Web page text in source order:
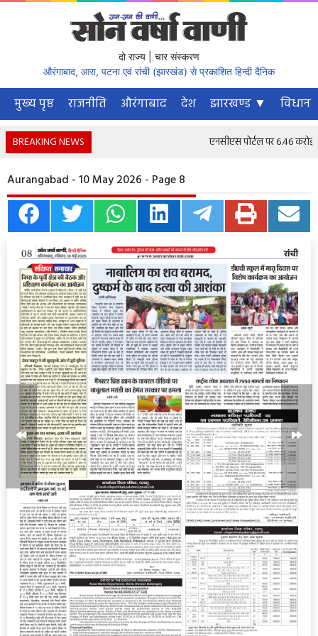
दो राज्य | चार संस्करण
औरंगाबाद, आरा, पटना एवं रांची (झारखंड) से प्रकाशित हिन्दी दैनिक
मुख्य पृष्ठ राजनीति औरंगाबाद देश झारखण्ड ▼
BREAKING NEWS एनसीएस पोर्टल पर 6.46 करोड़
Aurangabad - 10 May 2026 - Page 8